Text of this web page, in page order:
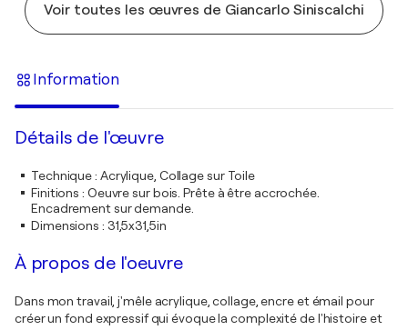
Voir toutes les œuvres de Giancarlo Siniscalchi
Information
Détails de l'œuvre
Technique: Acrylique, Collage sur Toile
Finitions : Oeuvre sur bois. Prête à être accrochée.
Encadrement sur demande.
Dimensions : 31,5x31,5in
À propos de l'oeuvre
Dans mon travail, j'mêle acrylique, collage, encre et émail pour
créer un fond expressif qui évoque la complexité de l'histoire et